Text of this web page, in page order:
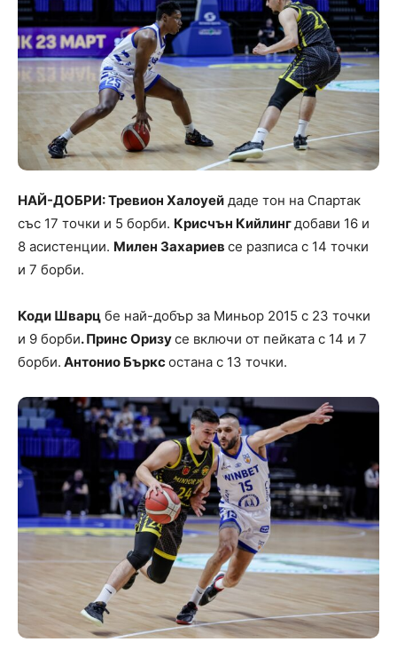
НАЙ-ДОБРИ: Тревион Халоуей даде тон на Спартак
със 17 точки и 5 борби. Крисчън Кийлингдобави 16 и
8 асистенции. Милен Захариев се разписа с 14 точки
и 7 борби.
Коди Шварц бе най-добър за Миньор 2015 с 23 точки
и 9 борби. Принс Оризусе включи от пейката с 14 и 7
борби. Антонио Бърксостана с 13 точки.